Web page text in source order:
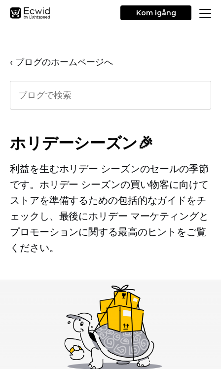
Kom igång
‹ ブログのホームページへ
ホリデーシーズン🎉
利益を生むホリデー シーズンのセールの季節
です。ホリデー シーズンの買い物客に向けて
ストアを準備するための包括的なガイドをチ
ェックし、最後にホリデー マーケティングと
プロモーションに関する最高のヒントをご覧
ください。